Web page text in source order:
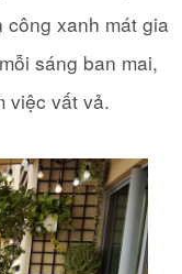
công xanh mát gia
sáng ban mai,
việc vất vả.